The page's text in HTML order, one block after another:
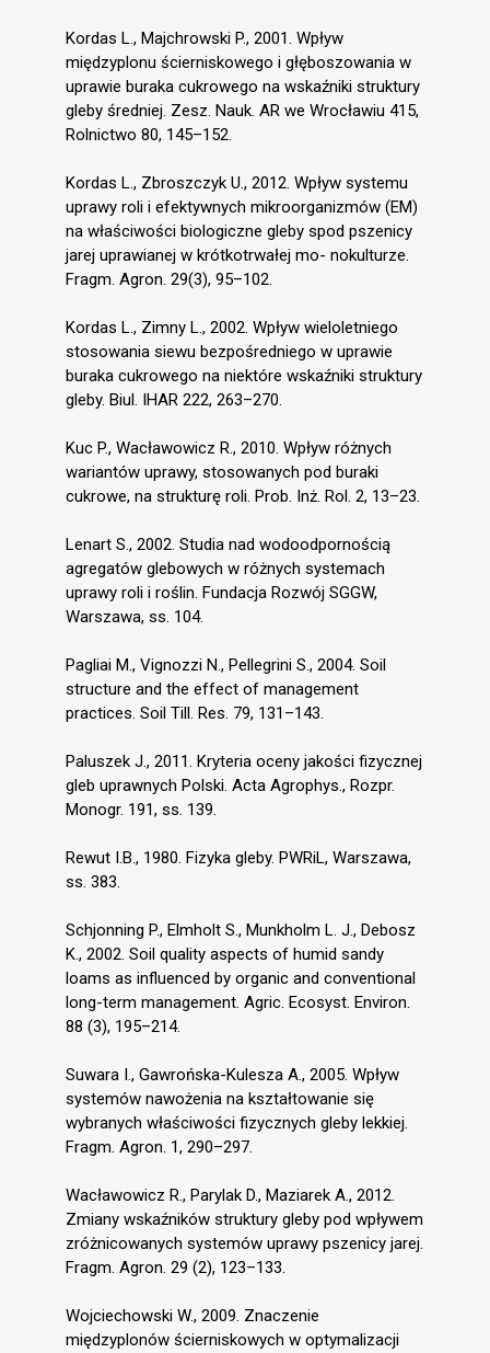
Kordas L., Majchrowski P., 2001. Wpływ
międzyplonu ścierniskowego i głęboszowania w
uprawie buraka cukrowego na wskaźniki struktury
gleby średniej. Zesz. Nauk. AR we Wrocławiu 415,
Rolnictwo 80, 145–152.
Kordas L., Zbroszczyk U., 2012. Wpływ systemu
uprawy roli i efektywnych mikroorganizmów (EM)
na właściwości biologiczne gleby spod pszenicy
jarej uprawianej w krótkotrwałej mo- nokulturze.
Fragm. Agron. 29(3), 95–102.
Kordas L., Zimny L., 2002. Wpływ wieloletniego
stosowania siewu bezpośredniego w uprawie
buraka cukrowego na niektóre wskaźniki struktury
gleby. Biul. IHAR 222, 263–270.
Kuc P., Wacławowicz R., 2010. Wpływ różnych
wariantów uprawy, stosowanych pod buraki
cukrowe, na strukturę roli. Prob. Inż. Rol. 2, 13–23.
Lenart S., 2002. Studia nad wodoodpornością
agregatów glebowych w różnych systemach
uprawy roli i roślin. Fundacja Rozwój SGGW,
Warszawa, ss. 104.
Pagliai M., Vignozzi N., Pellegrini S., 2004. Soil
structure and the effect of management
practices. Soil Till. Res. 79, 131–143.
Paluszek J., 2011. Kryteria oceny jakości fizycznej
gleb uprawnych Polski. Acta Agrophys., Rozpr.
Monogr. 191, ss. 139.
Rewut I.B., 1980. Fizyka gleby. PWRiL, Warszawa,
ss. 383.
Schjonning P., Elmholt S., Munkholm L. J., Debosz
K., 2002. Soil quality aspects of humid sandy
loams as influenced by organic and conventional
long-term management. Agric. Ecosyst. Environ.
88 (3), 195–214.
Suwara I., Gawrońska-Kulesza A., 2005. Wpływ
systemów nawożenia na kształtowanie się
wybranych właściwości fizycznych gleby lekkiej.
Fragm. Agron. 1, 290–297.
Wacławowicz R., Parylak D., Maziarek A., 2012.
Zmiany wskaźników struktury gleby pod wpływem
zróżnicowanych systemów uprawy pszenicy jarej.
Fragm. Agron. 29 (2), 123–133.
Wojciechowski W., 2009. Znaczenie
międzyplonów ścierniskowych w optymalizacji